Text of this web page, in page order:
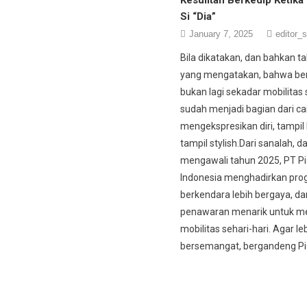
Si “Dia”
January 7, 2025
Bila dikatakan, dan bahkan
yang mengatakan, bahwa
bukan lagi sekadar mobilitas
sudah menjadi bagian dari
mengekspresikan diri, tampil
tampil stylish.Dari sanalah,
mengawali tahun 2025, PT
Indonesia menghadirkan
berkendara lebih bergaya,
penawaran menarik untuk
mobilitas sehari-hari. Agar
bersemangat, bergandeng